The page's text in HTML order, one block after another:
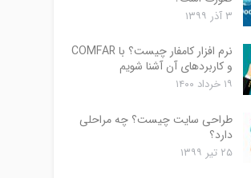
۳ آذر ۱۳۹۹
نرم افزار کامفار چیست؟ با COMFAR
و کاربردهای آن آشنا شویم
۱۹ خرداد ۱۴۰۰
طراحی سایت چیست؟ چه مراحلی
دارد؟
۲۵ تیر ۱۳۹۹